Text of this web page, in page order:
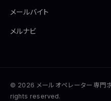
メールバイト
メルナビ
© 2026 メールオペレーター専門求
rights reserved.